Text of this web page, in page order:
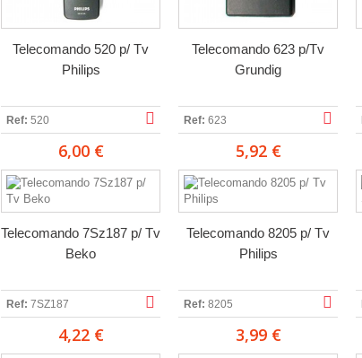
Telecomando 520 p/ Tv
Philips
Ref: 520
6,00 €
Telecomando 623 p/Tv
Grundig
Ref: 623
5,92 €
Telecomando 7Sz187 p/ Tv
Beko
Ref: 7SZ187
4,22 €
Telecomando 8205 p/ Tv
Philips
Ref: 8205
3,99 €